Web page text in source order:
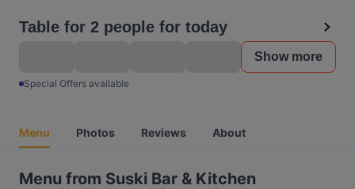
Table for 2 people for today
Show more
Special Offers available
Menu Photos Reviews About
Menu from Suski Bar & Kitchen